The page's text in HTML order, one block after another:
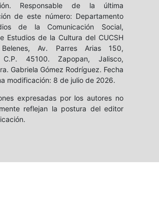
Responsable de la última
de este número: Departamento
de la Comunicación Social,
Estudios de la Cultura del CUCSH
Belenes, Av. Parres Arias 150,
C.P. 45100. Zapopan, Jalisco,
Gabriela Gómez Rodríguez. Fecha
modificación: 8 de julio de 2026.
expresadas por los autores no
reflejan la postura del editor